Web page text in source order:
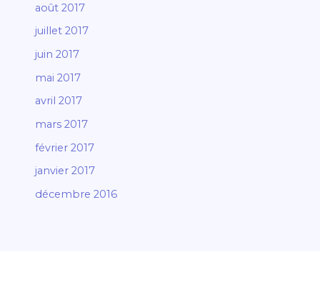
août 2017
juillet 2017
juin 2017
mai 2017
avril 2017
mars 2017
février 2017
janvier 2017
décembre 2016